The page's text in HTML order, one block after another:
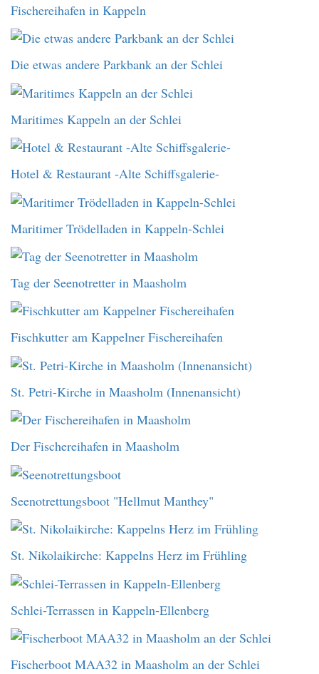
Fischereihafen in Kappeln
Die etwas andere Parkbank an der Schlei
Maritimes Kappeln an der Schlei
Hotel & Restaurant -Alte Schiffsgalerie-
Maritimer Trödelladen in Kappeln-Schlei
Tag der Seenotretter in Maasholm
Fischkutter am Kappelner Fischereihafen
St. Petri-Kirche in Maasholm (Innenansicht)
Der Fischereihafen in Maasholm
Seenotrettungsboot "Hellmut Manthey"
St. Nikolaikirche: Kappelns Herz im Frühling
Schlei-Terrassen in Kappeln-Ellenberg
Fischerboot MAA32 in Maasholm an der Schlei